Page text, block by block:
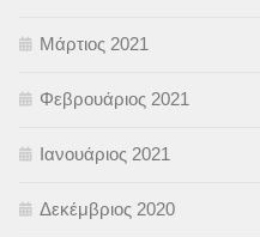
Μάρτιος 2021
Φεβρουάριος 2021
Ιανουάριος 2021
Δεκέμβριος 2020